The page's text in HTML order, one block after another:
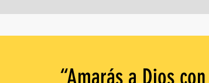
“Amarás a Dios